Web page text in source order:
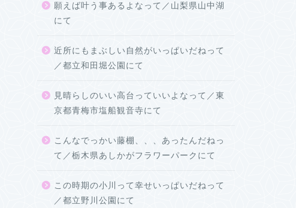
願えば叶う事あるよなって／山梨県山中湖
にて
近所にもまぶしい自然がいっぱいだねって
／都立和田堀公園にて
見晴らしのいい高台っていいよなって／東
京都青梅市塩船観音寺にて
こんなでっかい藤棚、、、あったんだねっ
て／栃木県あしかがフラワーパークにて
この時期の小川って幸せいっぱいだねって
／都立野川公園にて